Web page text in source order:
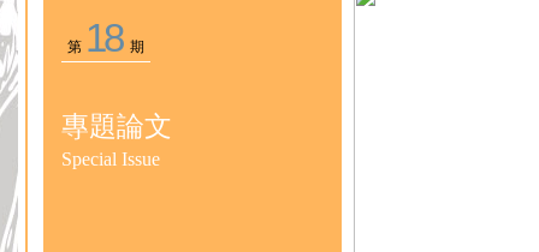
第 18期
專題論文
Special Issue